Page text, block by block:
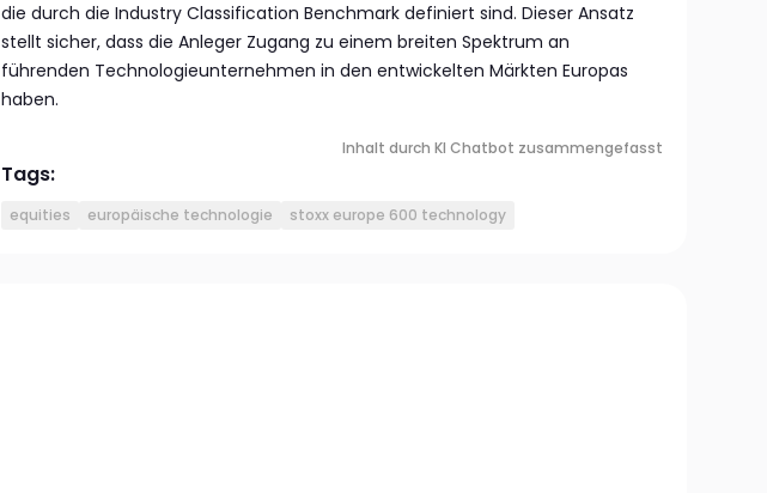
die durch die Industry Classification Benchmark definiert sind. Dieser Ansatz
stellt sicher, dass die Anleger Zugang zu einem breiten Spektrum an
führenden Technologieunternehmen in den entwickelten Märkten Europas
haben.
Inhalt durch KI Chatbot zusammengefasst
Tags:
equities europäische technologie stoxx europe 600 technology